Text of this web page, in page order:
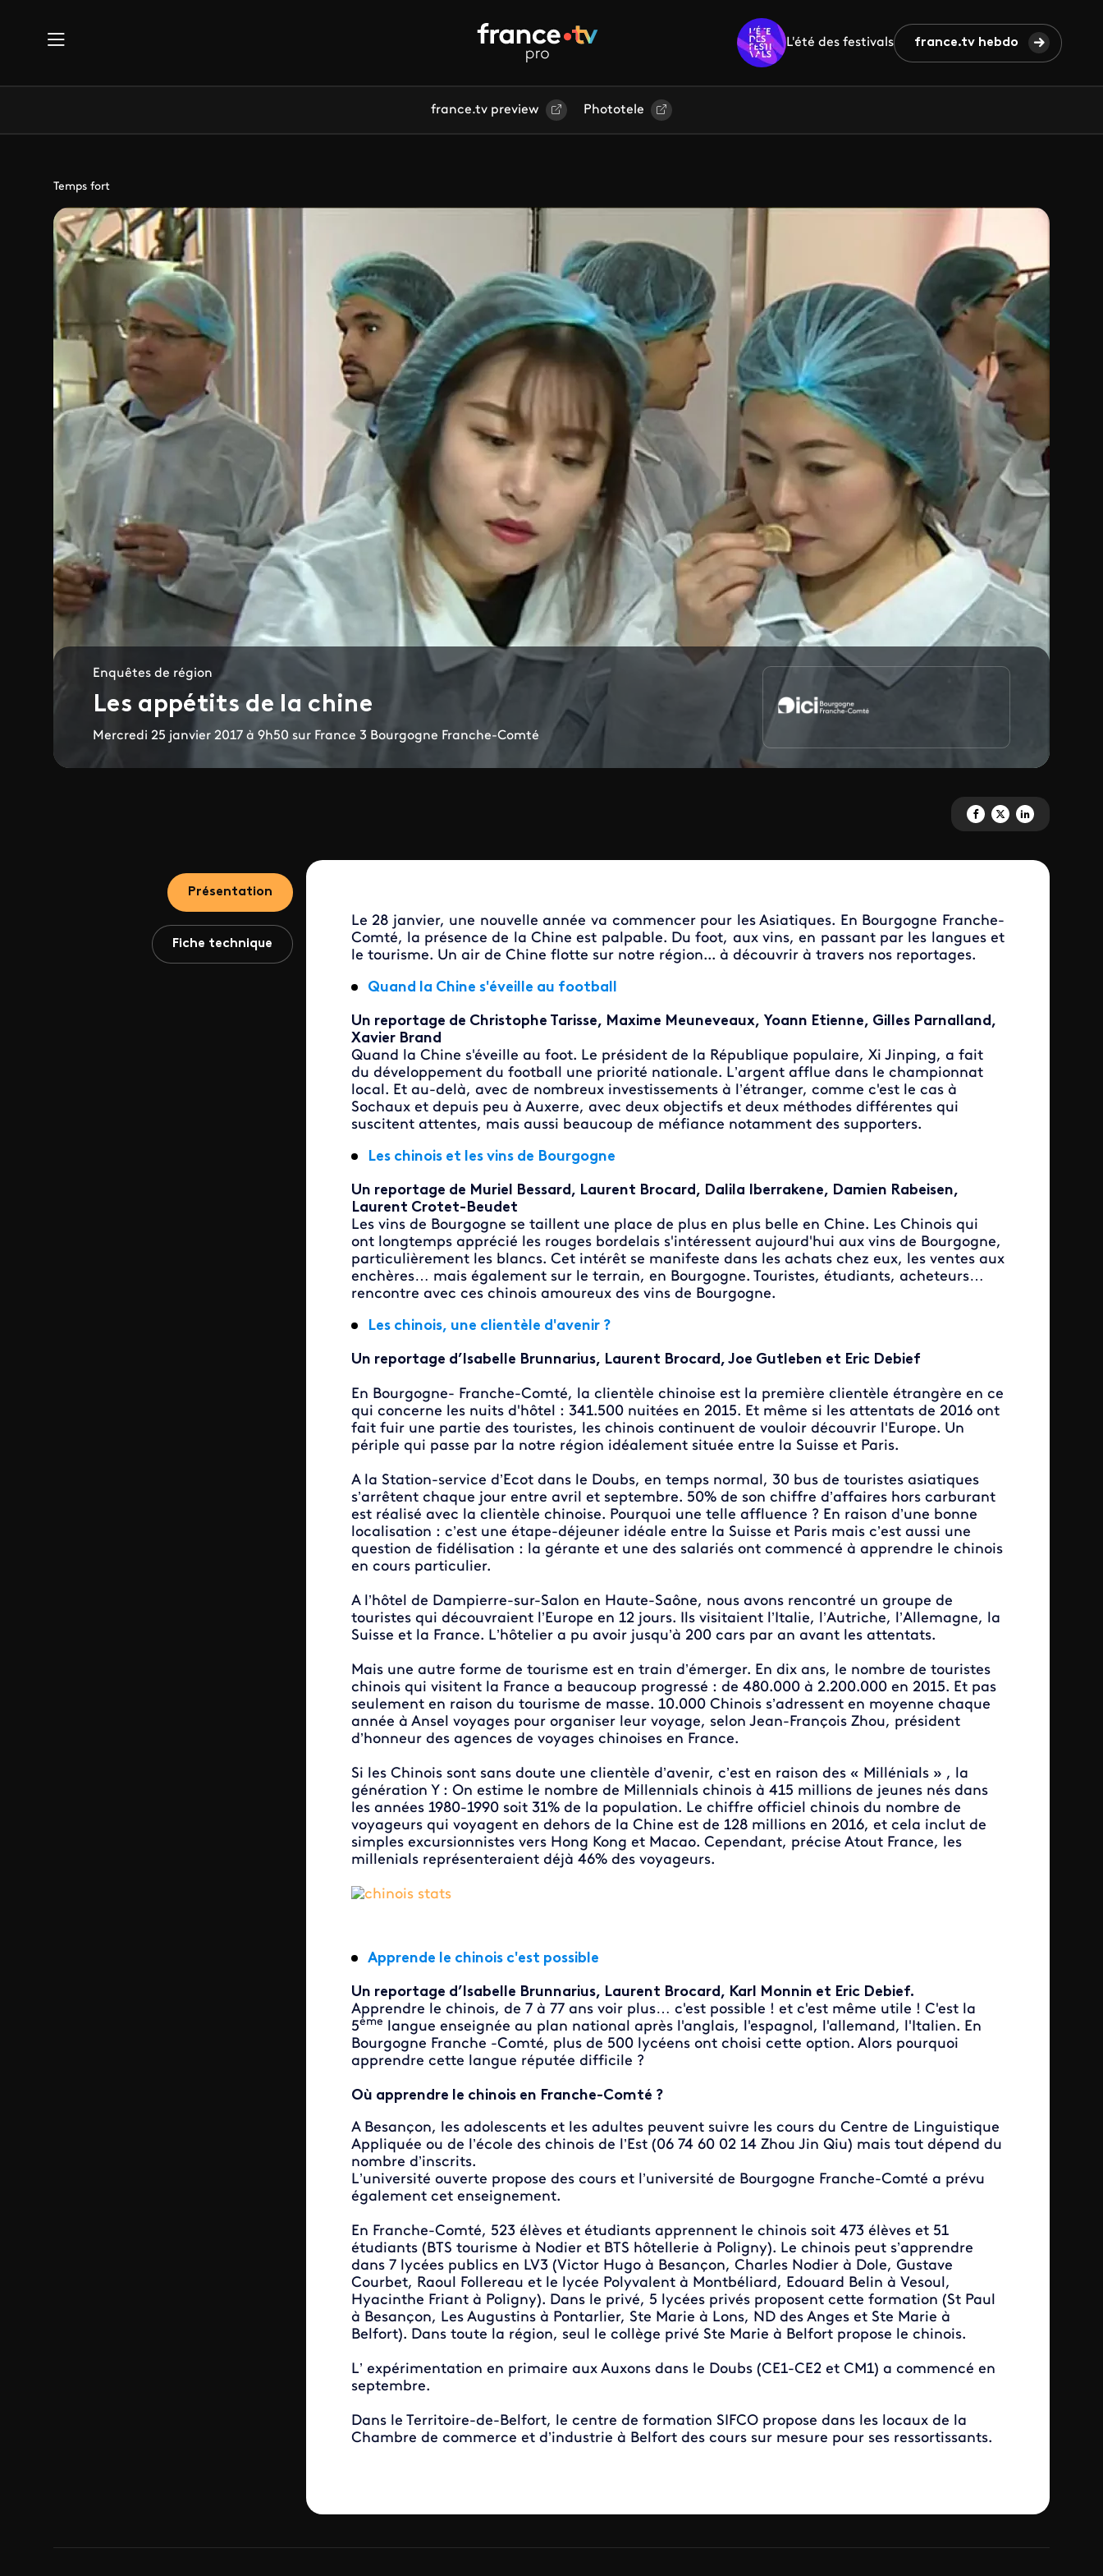
L'été des festivals france.tv hebdo
france.tv preview Phototele
Temps fort
Enquêtes de région
Les appétits de la chine
Mercredi 25 janvier 2017 à 9h50 sur France 3 Bourgogne Franche-Comté
Partagez 'Les appétits de la
Partagez 'Les appétits
Partagez 'Les
Présentation
Fiche technique
Le 28 janvier, une nouvelle année va commencer pour les Asiatiques. En Bourgogne Franche-
Comté, la présence de la Chine est palpable. Du foot, aux vins, en passant par les langues et
le tourisme. Un air de Chine flotte sur notre région... à découvrir à travers nos reportages.
Quand la Chine s'éveille au football
Un reportage de Christophe Tarisse, Maxime Meuneveaux, Yoann Etienne, Gilles Parnalland,
Xavier Brand
Quand la Chine s'éveille au foot. Le président de la République populaire, Xi Jinping, a fait
du développement du football une priorité nationale. L’argent afflue dans le championnat
local. Et au-delà, avec de nombreux investissements à l’étranger, comme c'est le cas à
Sochaux et depuis peu à Auxerre, avec deux objectifs et deux méthodes différentes qui
suscitent attentes, mais aussi beaucoup de méfiance notamment des supporters.
Les chinois et les vins de Bourgogne
Un reportage de Muriel Bessard, Laurent Brocard, Dalila Iberrakene, Damien Rabeisen,
Laurent Crotet-Beudet
Les vins de Bourgogne se taillent une place de plus en plus belle en Chine. Les Chinois qui
ont longtemps apprécié les rouges bordelais s'intéressent aujourd'hui aux vins de Bourgogne,
particulièrement les blancs. Cet intérêt se manifeste dans les achats chez eux, les ventes aux
enchères… mais également sur le terrain, en Bourgogne. Touristes, étudiants, acheteurs…
rencontre avec ces chinois amoureux des vins de Bourgogne.
Les chinois, une clientèle d'avenir ?
Un reportage d’Isabelle Brunnarius, Laurent Brocard, Joe Gutleben et Eric Debief
En Bourgogne- Franche-Comté, la clientèle chinoise est la première clientèle étrangère en ce
qui concerne les nuits d'hôtel : 341.500 nuitées en 2015. Et même si les attentats de 2016 ont
fait fuir une partie des touristes, les chinois continuent de vouloir découvrir l'Europe. Un
périple qui passe par la notre région idéalement située entre la Suisse et Paris.
A la Station-service d’Ecot dans le Doubs, en temps normal, 30 bus de touristes asiatiques
s’arrêtent chaque jour entre avril et septembre. 50% de son chiffre d’affaires hors carburant
est réalisé avec la clientèle chinoise. Pourquoi une telle affluence ? En raison d’une bonne
localisation : c’est une étape-déjeuner idéale entre la Suisse et Paris mais c’est aussi une
question de fidélisation : la gérante et une des salariés ont commencé à apprendre le chinois
en cours particulier.
A l’hôtel de Dampierre-sur-Salon en Haute-Saône, nous avons rencontré un groupe de
touristes qui découvraient l’Europe en 12 jours. Ils visitaient l’Italie, l’Autriche, l’Allemagne, la
Suisse et la France. L’hôtelier a pu avoir jusqu’à 200 cars par an avant les attentats.
Mais une autre forme de tourisme est en train d’émerger. En dix ans, le nombre de touristes
chinois qui visitent la France a beaucoup progressé : de 480.000 à 2.200.000 en 2015. Et pas
seulement en raison du tourisme de masse. 10.000 Chinois s’adressent en moyenne chaque
année à Ansel voyages pour organiser leur voyage, selon Jean-François Zhou, président
d’honneur des agences de voyages chinoises en France.
Si les Chinois sont sans doute une clientèle d’avenir, c’est en raison des « Millénials » , la
génération Y : On estime le nombre de Millennials chinois à 415 millions de jeunes nés dans
les années 1980-1990 soit 31% de la population. Le chiffre officiel chinois du nombre de
voyageurs qui voyagent en dehors de la Chine est de 128 millions en 2016, et cela inclut de
simples excursionnistes vers Hong Kong et Macao. Cependant, précise Atout France, les
millenials représenteraient déjà 46% des voyageurs.
Apprende le chinois c'est possible
Un reportage d’Isabelle Brunnarius, Laurent Brocard, Karl Monnin et Eric Debief.
Apprendre le chinois, de 7 à 77 ans voir plus… c'est possible ! et c'est même utile ! C'est la
5ème langue enseignée au plan national après l'anglais, l'espagnol, l'allemand, l'Italien. En
Bourgogne Franche -Comté, plus de 500 lycéens ont choisi cette option. Alors pourquoi
apprendre cette langue réputée difficile ?
Où apprendre le chinois en Franche-Comté ?
A Besançon, les adolescents et les adultes peuvent suivre les cours du Centre de Linguistique
Appliquée ou de l’école des chinois de l’Est (06 74 60 02 14 Zhou Jin Qiu) mais tout dépend du
nombre d’inscrits.
L’université ouverte propose des cours et l’université de Bourgogne Franche-Comté a prévu
également cet enseignement.
En Franche-Comté, 523 élèves et étudiants apprennent le chinois soit 473 élèves et 51
étudiants (BTS tourisme à Nodier et BTS hôtellerie à Poligny). Le chinois peut s’apprendre
dans 7 lycées publics en LV3 (Victor Hugo à Besançon, Charles Nodier à Dole, Gustave
Courbet, Raoul Follereau et le lycée Polyvalent à Montbéliard, Edouard Belin à Vesoul,
Hyacinthe Friant à Poligny). Dans le privé, 5 lycées privés proposent cette formation (St Paul
à Besançon, Les Augustins à Pontarlier, Ste Marie à Lons, ND des Anges et Ste Marie à
Belfort). Dans toute la région, seul le collège privé Ste Marie à Belfort propose le chinois.
L’ expérimentation en primaire aux Auxons dans le Doubs (CE1-CE2 et CM1) a commencé en
septembre.
Dans le Territoire-de-Belfort, le centre de formation SIFCO propose dans les locaux de la
Chambre de commerce et d’industrie à Belfort des cours sur mesure pour ses ressortissants.